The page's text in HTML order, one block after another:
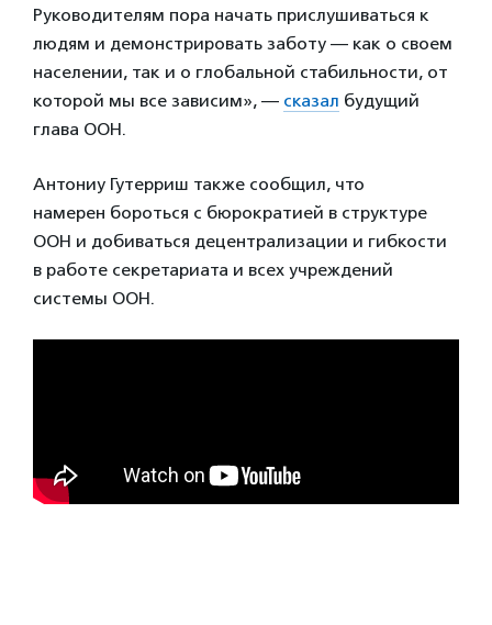
Руководителям пора начать прислушиваться к
людям и демонстрировать заботу — как о своем
населении, так и о глобальной стабильности, от
которой мы все зависим», — сказал будущий
глава ООН.
Антониу Гутерриш также сообщил, что
намерен бороться с бюрократией в структуре
ООН и добиваться децентрализации и гибкости
в работе секретариата и всех учреждений
системы ООН.